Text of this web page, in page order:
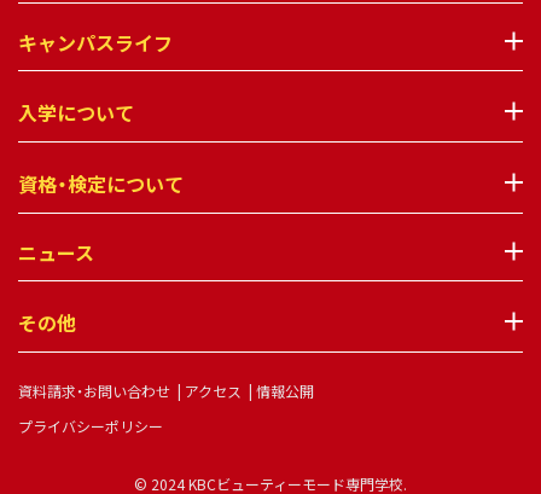
キャンパスライフ
入学について
資格・検定について
ニュース
その他
資料請求・お問い合わせ アクセス
情報公開
プライバシーポリシー
© 2024 KBCビューティーモード専門学校.